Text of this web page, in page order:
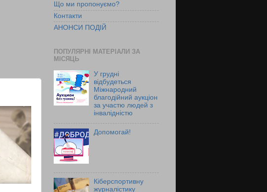
Що ми пропонуємо?
Контакти
АНОНСИ ПОДІЙ
ПОПУЛЯРНІ МАТЕРІАЛИ ЗА
МІСЯЦЬ
У грудні
відбудеться
Міжнародний
благодійний аукціон
за участю людей з
інвалідністю
Допомогай!
Кіберспортивну
журналістику